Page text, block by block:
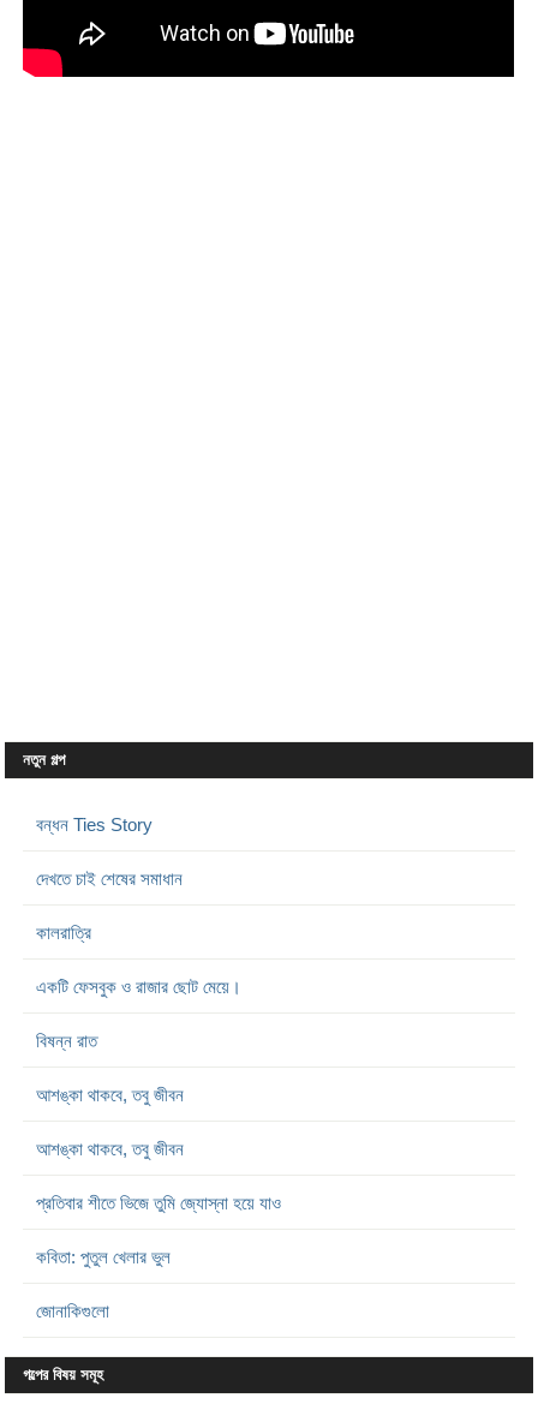
নতুন গল্প
বন্ধন Ties Story
দেখতে চাই শেষের সমাধান
কালরাত্রি
একটি ফেসবুক ও রাজার ছোট মেয়ে।
বিষন্ন রাত
আশঙ্কা থাকবে, তবু জীবন
আশঙ্কা থাকবে, তবু জীবন
প্রতিবার শীতে ভিজে তুমি জ্যোস্না হয়ে যাও
কবিতা: পুতুল খেলার ভুল
জোনাকিগুলো
গল্পের বিষয় সমূহ